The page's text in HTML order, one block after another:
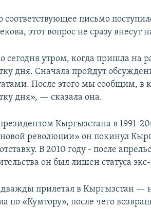
соответствующее письмо
этот вопрос не сразу внесут
сегодня утром, когда пришла на
дня. Сначала пройдут
После этого мы сообщим, в
дня», — сказала она.
Кыргызстана в 1991-
революции» он покинул
В 2010 году - после
он был лишен статуса
дважды прилетал в Кыргызстан —
по «Кумтору», после чего